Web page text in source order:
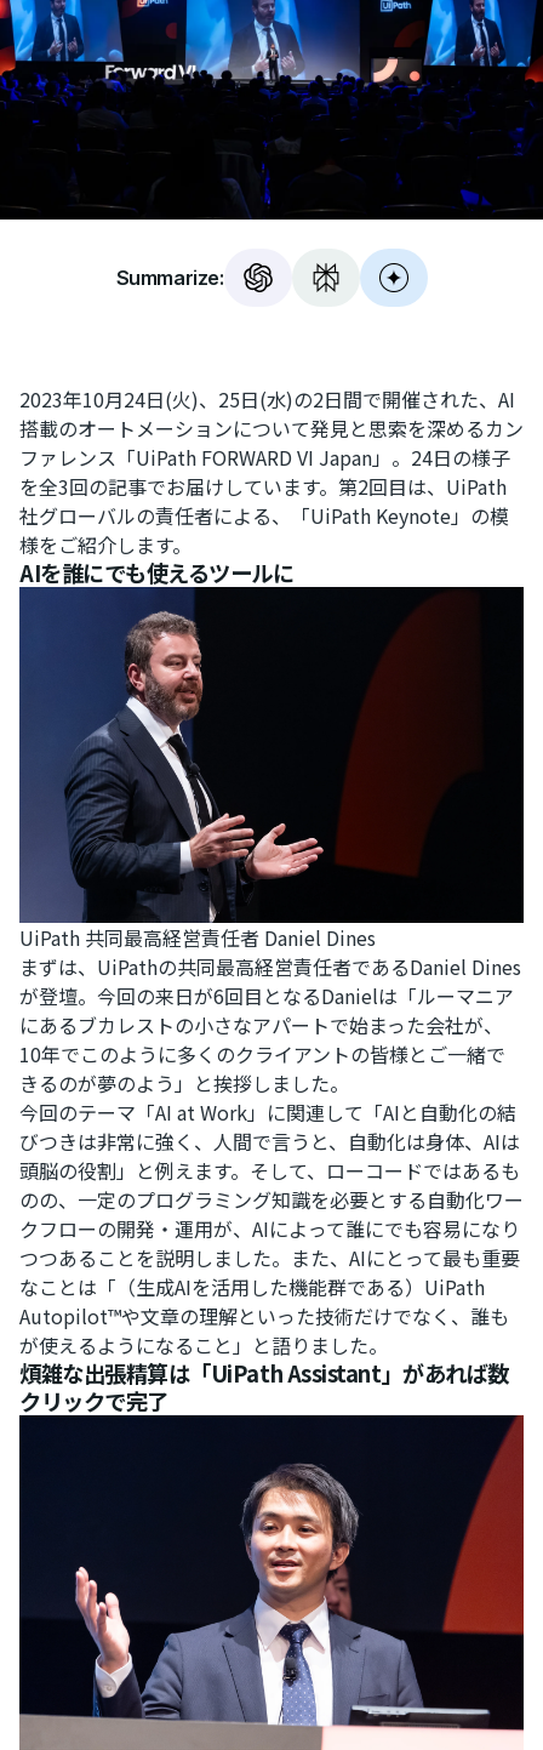
Summarize:
2023年10月24日(火)、25日(水)の2日間で開催された、AI
搭載のオートメーションについて発見と思索を深めるカン
ファレンス「UiPath FORWARD VI Japan」。24日の様子
を全3回の記事でお届けしています。第2回目は、UiPath
社グローバルの責任者による、「UiPath Keynote」の模
様をご紹介します。
AIを誰にでも使えるツールに
UiPath 共同最高経営責任者 Daniel Dines​
まずは、UiPathの共同最高経営責任者であるDaniel Dines​
が登壇。今回の来日が6回目となるDanielは「ルーマニア
にあるブカレストの小さなアパートで始まった会社が、
10年でこのように多くのクライアントの皆様とご一緒で
きるのが夢のよう」と挨拶しました。
今回のテーマ「AI at Work」に関連して「AIと自動化の結
びつきは非常に強く、人間で言うと、自動化は身体、AIは
頭脳の役割」と例えます。そして、ローコードではあるも
のの、一定のプログラミング知識を必要とする自動化ワー
クフローの開発・運用が、AIによって誰にでも容易になり
つつあることを説明しました。また、AIにとって最も重要
なことは「（生成AIを活用した機能群である）UiPath
Autopilot™や文章の理解といった技術だけでなく、誰も
が使えるようになること」と語りました。
煩雑な出張精算は「UiPath Assistant」があれば数
クリックで完了